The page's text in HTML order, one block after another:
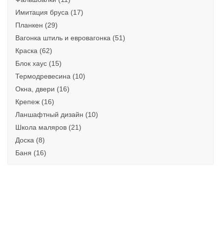
Имитация бруса (17)
Планкен (29)
Вагонка штиль и евровагонка (51)
Краска (62)
Блок хаус (15)
Термодревесина (10)
Окна, двери (16)
Крепеж (16)
Ланшафтный дизайн (10)
Школа маляров (21)
Доска (8)
Баня (16)